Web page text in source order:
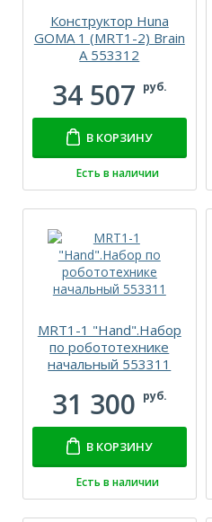
Конструктор Huna
GOMA 1 (MRT1-2) Brain
A 553312
34 507 руб.
В КОРЗИНУ
Есть в наличии
MRT1-1 "Hand".Набор
по робототехнике
начальный 553311
31 300 руб.
В КОРЗИНУ
Есть в наличии